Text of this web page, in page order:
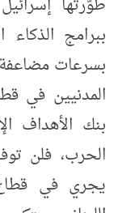
ببرامج
بسرعات
المدنيين في
بنك الأهداف
الحرب، فلن
يجري في